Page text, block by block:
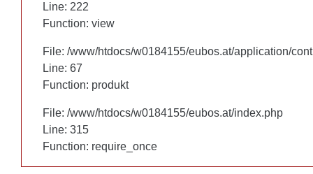
Line: 222
Function: view
File: /www/htdocs/w0184155/eubos.at/application/
Line: 67
Function: produkt
File: /www/htdocs/w0184155/eubos.at/index.php
Line: 315
Function: require_once
Line: 222
Function: view
File: /www/htdocs/w0184155/eubos.at/application/
Line: 67
Function: produkt
File: /www/htdocs/w0184155/eubos.at/index.php
Line: 315
Function: require_once